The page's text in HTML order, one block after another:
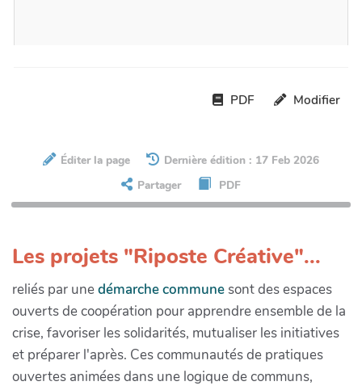
PDF Modifier
Éditer la page
Dernière édition : 17 Feb 2026
Partager
PDF